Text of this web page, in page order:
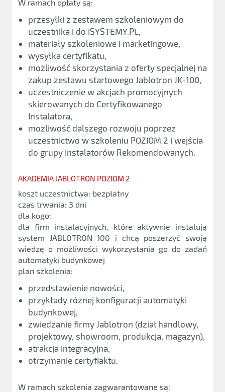
W ramach opłaty są:
przesyłki z zestawem szkoleniowym do
uczestnika i do ISYSTEMY.PL,
materiały szkoleniowe i marketingowe,
wysyłka certyfikatu,
możliwość skorzystania z oferty specjalnej na
zakup zestawu startowego Jablotron JK-100,
uczestniczenie w akcjach promocyjnych
skierowanych do Certyfikowanego
Instalatora,
możliwość dalszego rozwoju poprzez
uczestnictwo w szkoleniu POZIOM 2 i wejścia
do grupy Instalatorów Rekomendowanych.
AKADEMIA JABLOTRON POZIOM 2
koszt uczestnictwa: bezpłatny
czas trwania: 3 dni
dla kogo:
dla firm instalacyjnych, które aktywnie instalują
system JABLOTRON 100 i chcą poszerzyć swoją
wiedzę o możliwości wykorzystania go do zadań
automatyki budynkowej
plan szkolenia:
przedstawienie nowości,
przykłady różnej konfiguracji automatyki
budynkowej,
zwiedzanie firmy Jablotron (dział handlowy,
projektowy, showroom, produkcja, magazyn),
atrakcja integracyjna,
otrzymanie certyfiaktu.
W ramach szkolenia zagwarantowane są: